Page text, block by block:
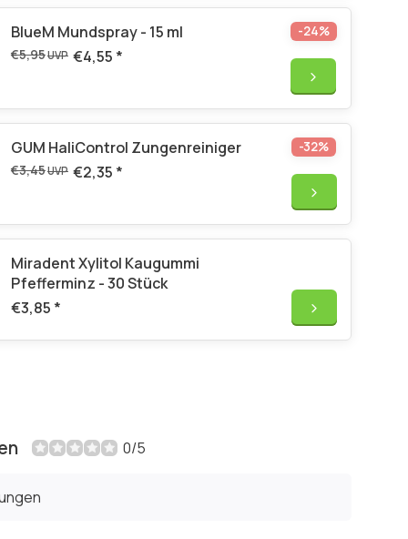
BlueM Mundspray - 15 ml
€5,95UVP €4,55 *
-24%
GUM HaliControl Zungenreiniger
€3,45UVP €2,35 *
-32%
Miradent Xylitol Kaugummi
Pfefferminz - 30 Stück
€3,85 *
0/5